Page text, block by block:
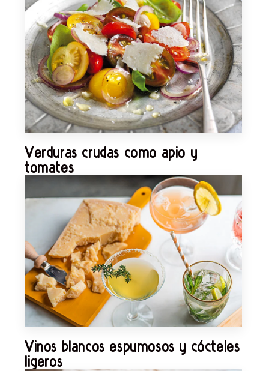
Verduras crudas como apio y
tomates
Vinos blancos espumosos y cócteles
ligeros